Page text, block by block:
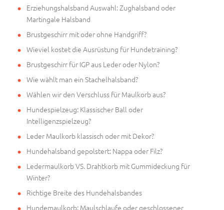
Erziehungshalsband Auswahl: Zughalsband oder
Martingale Halsband
Brustgeschirr mit oder ohne Handgriff?
Wieviel kostet die Ausrüstung für Hundetraining?
Brustgeschirr für IGP aus Leder oder Nylon?
Wie wählt man ein Stachelhalsband?
Wählen wir den Verschluss für Maulkorb aus?
Hundespielzeug: Klassischer Ball oder
Intelligenzspielzeug?
Leder Maulkorb klassisch oder mit Dekor?
Hundehalsband gepolstert: Nappa oder Filz?
Ledermaulkorb VS. Drahtkorb mit Gummideckung für
Winter?
Richtige Breite des Hundehalsbandes
Hundemaulkorb: Maulschlaufe oder geschlossener